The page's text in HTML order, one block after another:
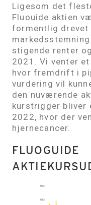
Ligesom det
Fluouide aktien
formentlig
stigende renter
2021. Vi venter
hvor fremdrift i
vurdering vil
den nuværende
kurstrigger bliver
2022, hvor der
hjernecancer.
FLUOGUIDE